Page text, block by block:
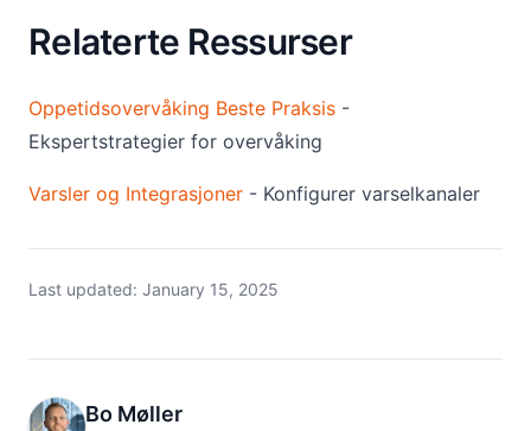
Relaterte Ressurser
Oppetidsovervåking Beste Praksis -
Ekspertstrategier for overvåking
Varsler og Integrasjoner - Konfigurer varselkanaler
Last updated: January 15, 2025
Bo Møller